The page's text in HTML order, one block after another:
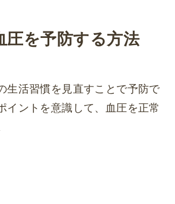
圧を予防する方法
生活習慣を見直すことで予防で
イントを意識して、血圧を正常